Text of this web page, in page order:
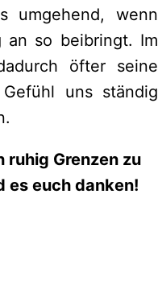
umgehend, wenn
an so beibringt. Im
öfter seine
uns ständig
ruhig Grenzen zu
es euch danken!